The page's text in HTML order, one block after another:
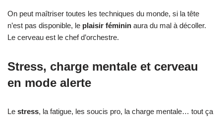
On peut maîtriser toutes les techniques du monde, si la tête
n’est pas disponible, le plaisir féminin aura du mal à décoller.
Le cerveau est le chef d’orchestre.
Stress, charge mentale et cerveau
en mode alerte
Le stress, la fatigue, les soucis pro, la charge mentale… tout ça